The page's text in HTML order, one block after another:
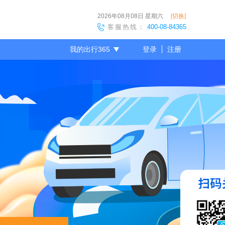
2026年08月08日 星期六 [切换]
客服热线： 400-08-84365
我的出行365 登录 注册